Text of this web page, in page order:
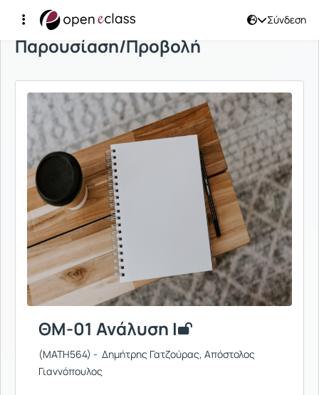
Σύνδεση
Παρουσίαση/Προβολή
ΘΜ-01 Ανάλυση Ι
(MATH564) - Δημήτρης Γατζούρας, Απόστολος
Γιαννόπουλος